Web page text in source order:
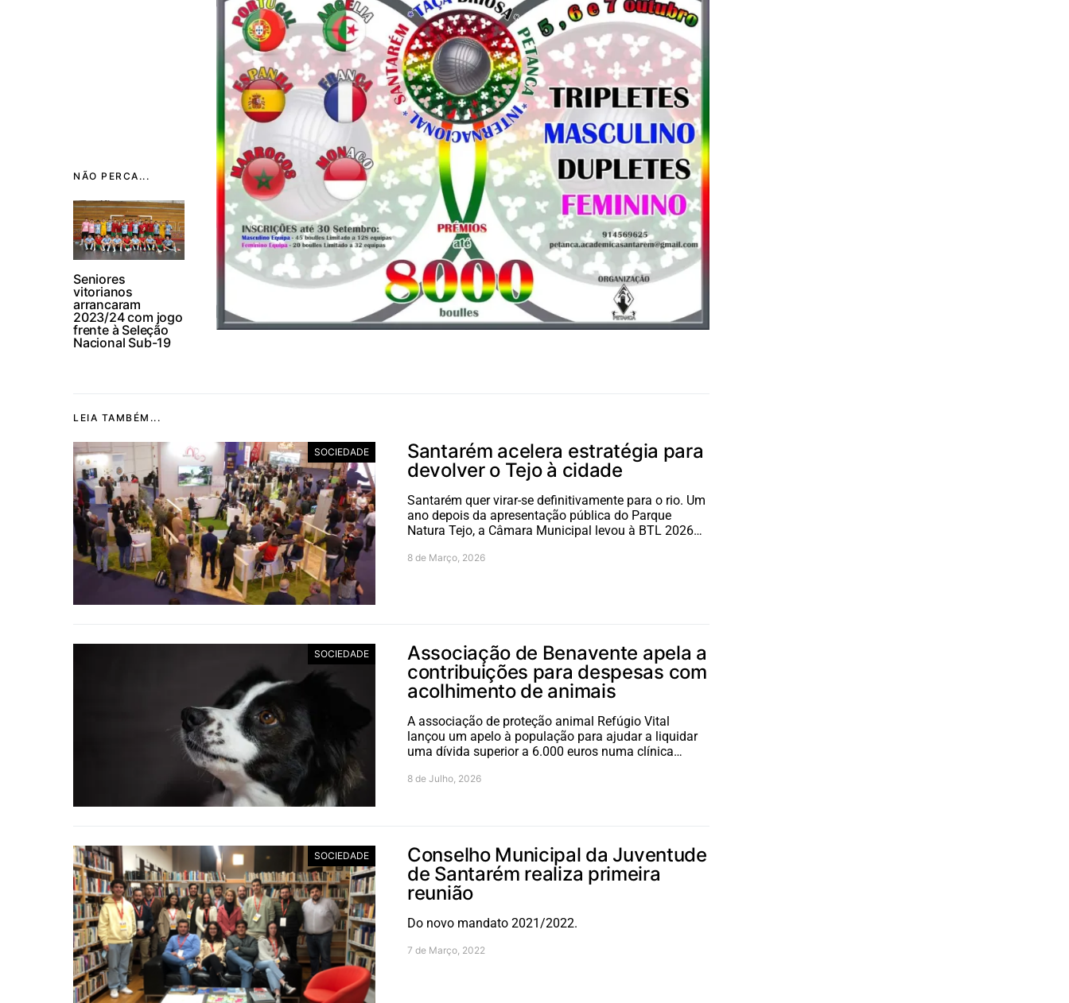
NÃO PERCA...
Seniores
vitorianos
arrancaram
2023/24 com jogo
frente à Seleção
Nacional Sub-19
LEIA TAMBÉM...
SOCIEDADE
Santarém acelera estratégia para
devolver o Tejo à cidade
Santarém quer virar-se definitivamente para o rio. Um
ano depois da apresentação pública do Parque
Natura Tejo, a Câmara Municipal levou à BTL 2026…
8 de Março, 2026
SOCIEDADE
Associação de Benavente apela a
contribuições para despesas com
acolhimento de animais
A associação de proteção animal Refúgio Vital
lançou um apelo à população para ajudar a liquidar
uma dívida superior a 6.000 euros numa clínica…
8 de Julho, 2026
SOCIEDADE
Conselho Municipal da Juventude
de Santarém realiza primeira
reunião
Do novo mandato 2021/2022.
7 de Março, 2022